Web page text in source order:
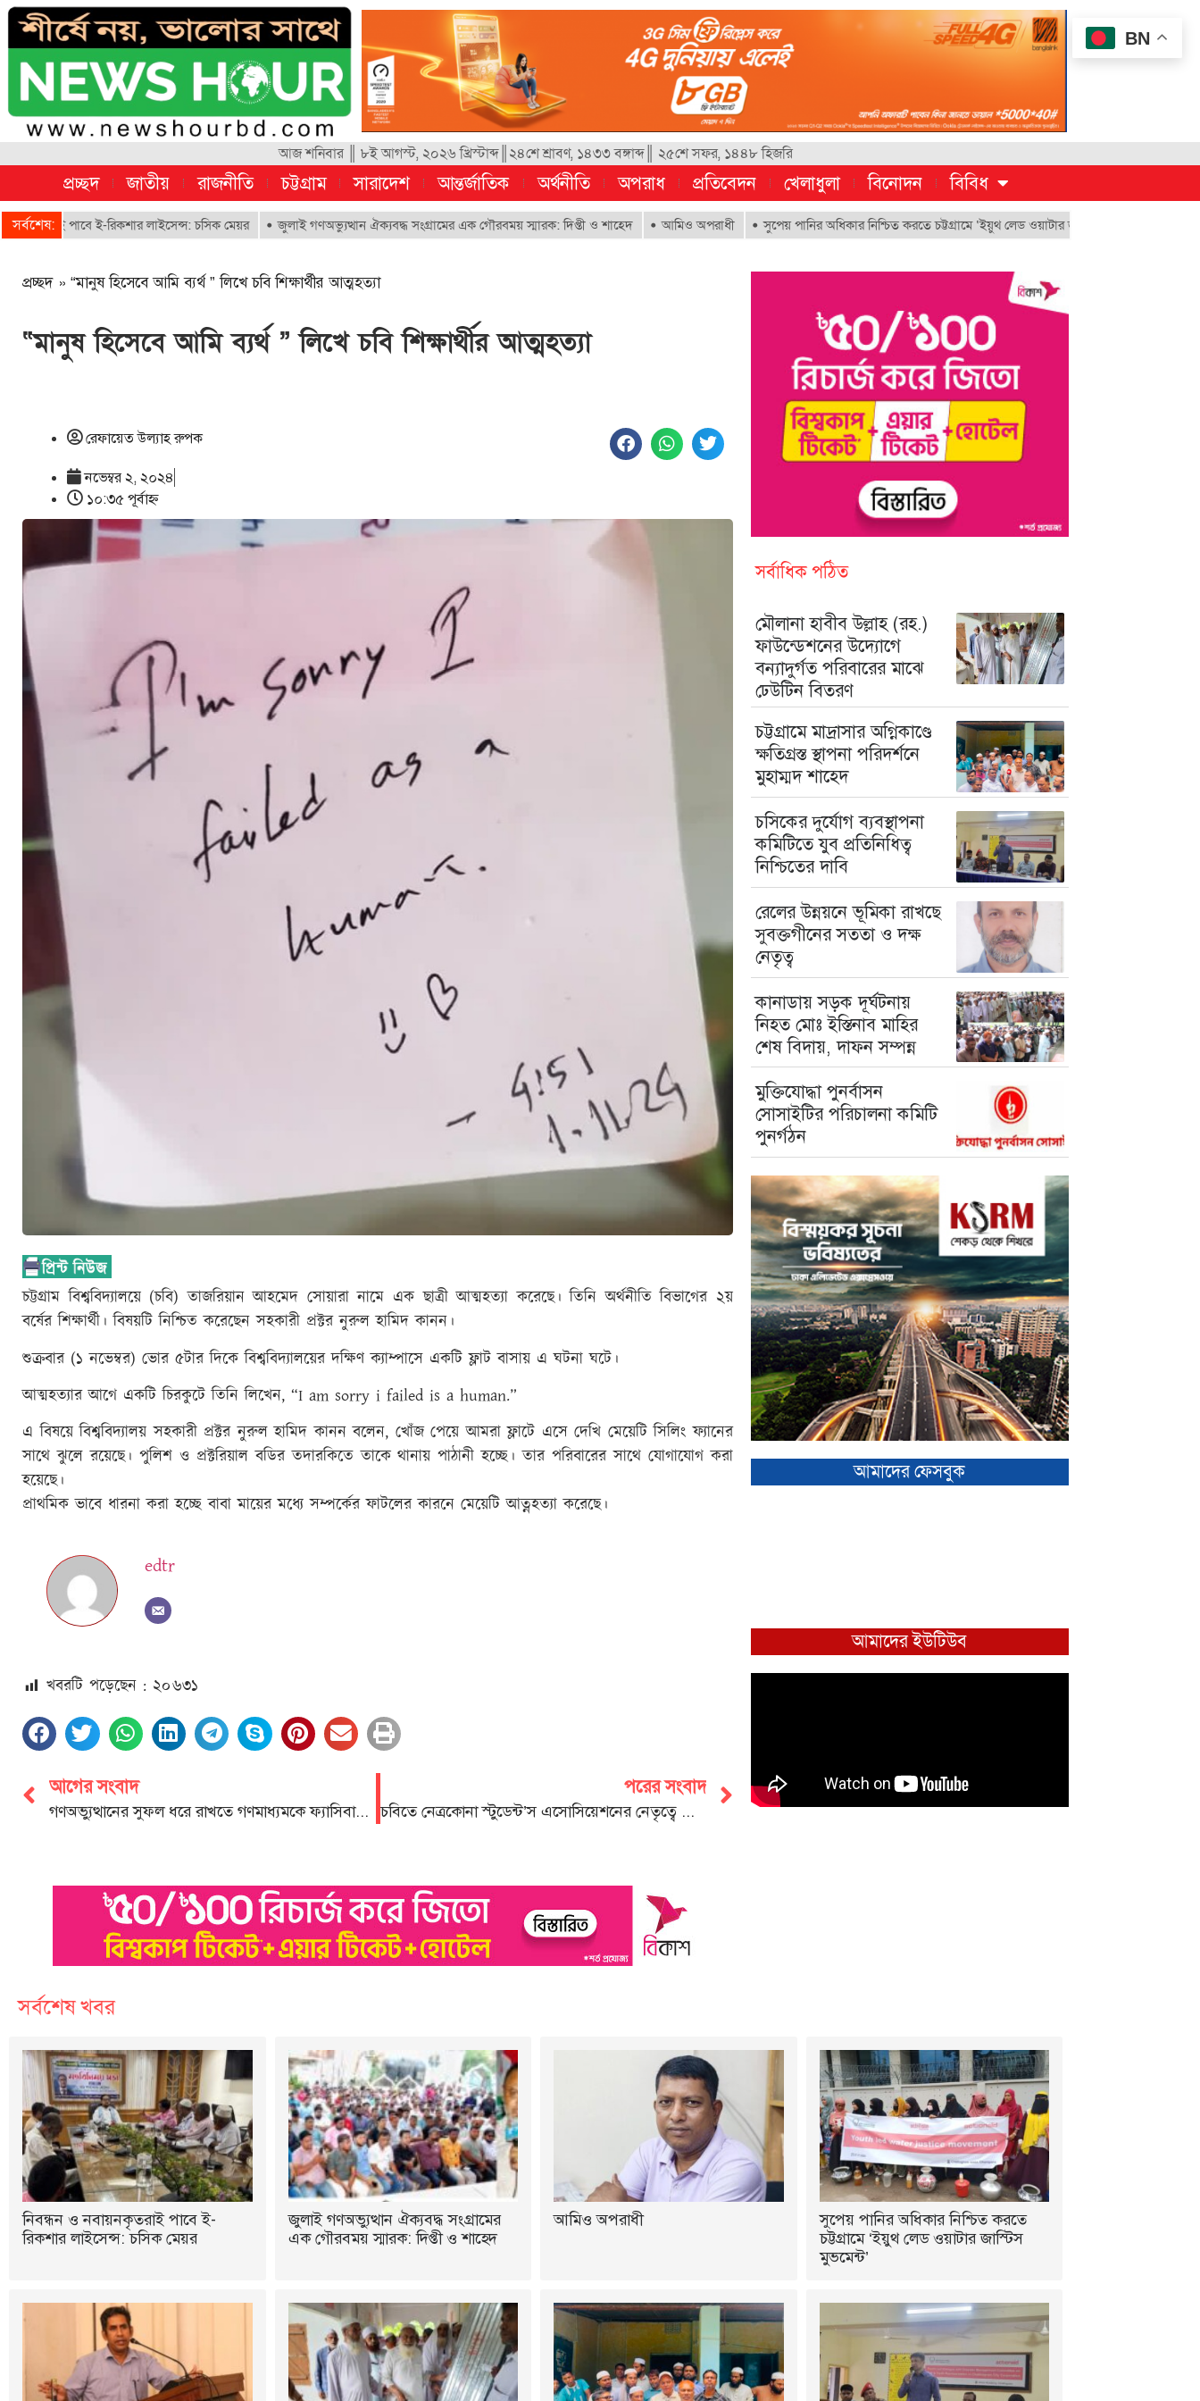
আজ শনিবার ║ ৮ই আগস্ট, ২০২৬ খ্রিস্টাব্দ║২৪শে শ্রাবণ, ১৪৩৩ বঙ্গাব্দ║ ২৫শে সফর, ১৪৪৮ হিজরি
প্রচ্ছদ জাতীয় রাজনীতি চট্টগ্রাম সারাদেশ আন্তর্জাতিক অর্থনীতি অপরাধ প্রতিবেদন খেলাধুলা বিনোদন বিবিধ
সর্বশেষ:
পাবে ই-রিকশার লাইসেন্স: চসিক মেয়র জুলাই গণঅভ্যুত্থান ঐক্যবদ্ধ সংগ্রামের এক গৌরবময় স্মারক: দিপ্তী ও শাহেদ আমিও অপরাধী সুপেয় পানির অধিকার নিশ্চিত করতে চট্টগ্রামে ‘ইয়ুথ লেড ওয়াটার জাস্টিস মুভমেন্ট’
প্রচ্ছদ » “মানুষ হিসেবে আমি ব্যর্থ ” লিখে চবি শিক্ষার্থীর আত্মহত্যা
“মানুষ হিসেবে আমি ব্যর্থ ” লিখে চবি শিক্ষার্থীর আত্মহত্যা
রেফায়েত উল্যাহ রুপক
নভেম্বর ২, ২০২৪
১০:৩৫ পূর্বাহ্ণ
চট্টগ্রাম বিশ্ববিদ্যালয়ে (চবি) তাজরিয়ান আহমেদ সোয়ারা নামে এক ছাত্রী আত্মহত্যা করেছে। তিনি অর্থনীতি বিভাগের ২য়
বর্ষের শিক্ষার্থী। বিষয়টি নিশ্চিত করেছেন সহকারী প্রক্টর নুরুল হামিদ কানন।
শুক্রবার (১ নভেম্বর) ভোর ৫টার দিকে বিশ্ববিদ্যালয়ের দক্ষিণ ক্যাম্পাসে একটি ফ্লাট বাসায় এ ঘটনা ঘটে।
আত্মহত্যার আগে একটি চিরকুটে তিনি লিখেন, “I am sorry i failed is a human.”
এ বিষয়ে বিশ্ববিদ্যালয় সহকারী প্রক্টর নুরুল হামিদ কানন বলেন, খোঁজ পেয়ে আমরা ফ্লাটে এসে দেখি মেয়েটি সিলিং ফ্যানের
সাথে ঝুলে রয়েছে। পুলিশ ও প্রক্টরিয়াল বডির তদারকিতে তাকে থানায় পাঠানী হচ্ছে। তার পরিবারের সাথে যোগাযোগ করা
হয়েছে।
প্রাথমিক ভাবে ধারনা করা হচ্ছে বাবা মায়ের মধ্যে সম্পর্কের ফাটলের কারনে মেয়েটি আত্নহত্যা করেছে।
edtr
খবরটি পড়েছেন : ২০৬৩১
আগের সংবাদ
গণঅভ্যুত্থানের সুফল ধরে রাখতে গণমাধ্যমকে ফ্যাসিবাদ মুক্ত করতে হবে:সিএমইউজে
পরের সংবাদ
চবিতে নেত্রকোনা স্টুডেন্ট’স এসোসিয়েশনের নেতৃত্বে সিমান্ত -আরমান
সর্বাধিক পঠিত
মৌলানা হাবীব উল্লাহ (রহ.)
ফাউন্ডেশনের উদ্যোগে
বন্যাদুর্গত পরিবারের মাঝে
ঢেউটিন বিতরণ
চট্টগ্রামে মাদ্রাসার অগ্নিকাণ্ডে
ক্ষতিগ্রস্ত স্থাপনা পরিদর্শনে
মুহাম্মদ শাহেদ
চসিকের দুর্যোগ ব্যবস্থাপনা
কমিটিতে যুব প্রতিনিধিত্ব
নিশ্চিতের দাবি
রেলের উন্নয়নে ভূমিকা রাখছে
সুবক্তগীনের সততা ও দক্ষ
নেতৃত্ব
কানাডায় সড়ক দূর্ঘটনায়
নিহত মোঃ ইস্তিনাব মাহির
শেষ বিদায়, দাফন সম্পন্ন
মুক্তিযোদ্ধা পুনর্বাসন
সোসাইটির পরিচালনা কমিটি
পুনর্গঠন
আমাদের ফেসবুক
আমাদের ইউটিউব
সর্বশেষ খবর
নিবন্ধন ও নবায়নকৃতরাই পাবে ই-
রিকশার লাইসেন্স: চসিক মেয়র
জুলাই গণঅভ্যুত্থান ঐক্যবদ্ধ সংগ্রামের
এক গৌরবময় স্মারক: দিপ্তী ও শাহেদ
আমিও অপরাধী
সুপেয় পানির অধিকার নিশ্চিত করতে
চট্টগ্রামে ‘ইয়ুথ লেড ওয়াটার জাস্টিস
মুভমেন্ট’
BN